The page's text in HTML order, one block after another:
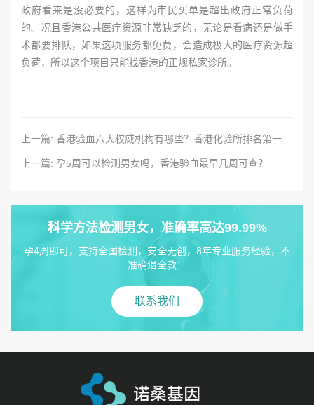
政府看来是没必要的，这样为市民买单是超出政府正常负荷
的。况且香港公共医疗资源非常缺乏的，无论是看病还是做手
术都要排队，如果这项服务都免费，会造成极大的医疗资源超
负荷，所以这个项目只能找香港的正规私家诊所。
上一篇: 香港验血六大权威机构有哪些？香港化验所排名第一
上一篇: 孕5周可以检测男女吗，香港验血最早几周可查？
科学方法检测男女，准确率高达99.99%
孕4周即可，支持全国检测，安全无创，8年专业服务经验，不
准确退全款！
联系我们